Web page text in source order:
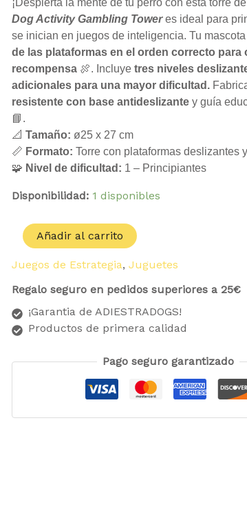
22.19 €.19.98 €.
¡Despierta la mente de tu perro con esta torre
Dog Activity Gambling Toweres ideal para
se inician en juegos de inteligencia. Tu
de las plataformas en el orden correcto para
recompensa 🍖. Incluyetres niveles
adicionales para una mayor dificultad.
resistente con base antideslizante y guía
📘.
📐 Tamaño: ø25 x 27 cm
📏 Formato: Torre con plataformas deslizantes
🧩 Nivel de dificultad: 1 – Principiantes
Disponibilidad: 1 disponibles
cantidad
Añadir al carrito
Juegos de Estrategia,Juguetes
Regalo seguro en pedidos superiores a 25€
¡Garantia de ADIESTRADOGS!
Productos de primera calidad
Pago seguro garantizado